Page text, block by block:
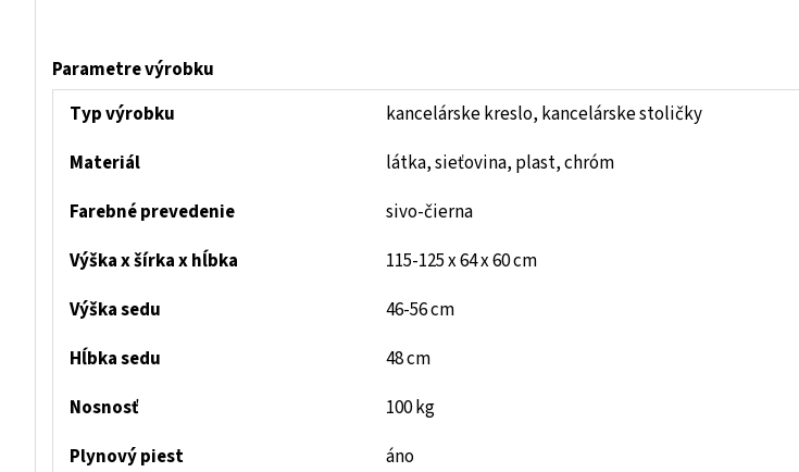
Parametre výrobku
Typ výrobku
kancelárske kreslo, kancelárske stoličky
Materiál
látka, sieťovina, plast, chróm
Farebné prevedenie
sivo-čierna
Výška x šírka x hĺbka
115-125 x 64 x 60 cm
Výška sedu
46-56 cm
Hĺbka sedu
48 cm
Nosnosť
100 kg
Plynový piest
áno